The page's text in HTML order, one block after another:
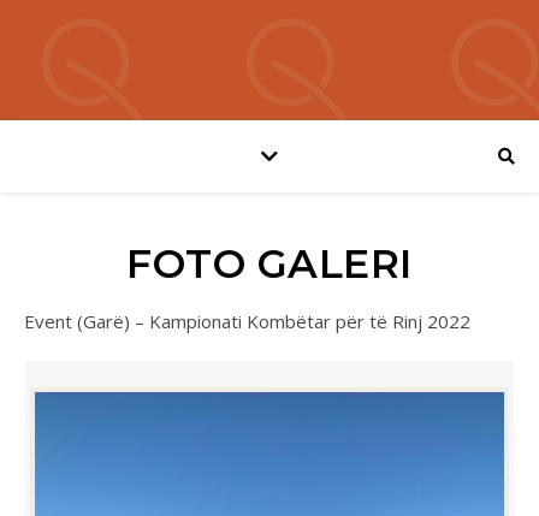
FOTO GALERI
Event (Garë) – Kampionati Kombëtar për të Rinj 2022